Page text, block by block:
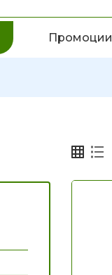
Промоции